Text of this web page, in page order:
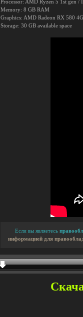
Processor: AMD Ryzen 5 1st gen /
Memory: 8 GB RAM
Graphics: AMD Radeon RX 580
Storage: 30 GB available space
Если вы являетесь
информацией для